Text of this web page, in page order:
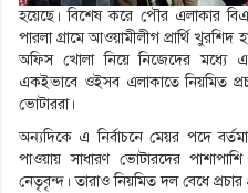
হয়েছে। বিশেষ করে পৌর এলাকার
পারলা গ্রামে আওয়ামীলীগ প্রার্থি খুরশিদ
অফিস খোলা নিয়ে নিজেদের মধ্যে
একইভাবে ওইসব এলাকাতে নিয়মিত
ভোটাররা।
অন্যদিকে এ নির্বাচনে মেয়র পদে
পাওয়ায় সাধারণ ভোটারদের
নেতৃবৃন্দ। তারাও নিয়মিত দল বেধে প্রচার